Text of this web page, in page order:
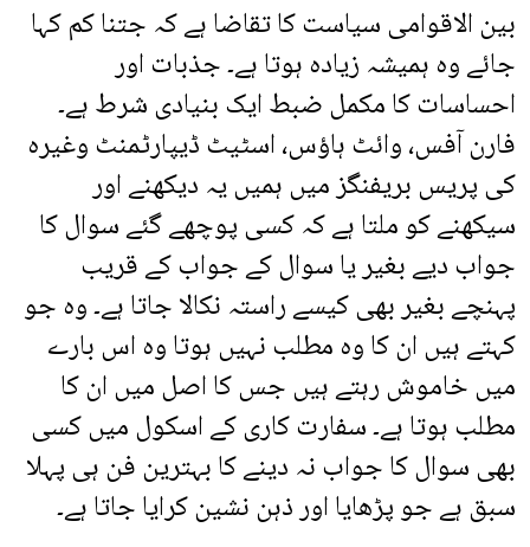
بین الاقوامی سیاست کا تقاضا ہے کہ جتنا کم کہا
جائے وہ ہمیشہ زیادہ ہوتا ہے۔ جذبات اور
احساسات کا مکمل ضبط ایک بنیادی شرط ہے۔
فارن آفس، وائٹ ہاؤس، اسٹیٹ ڈیپارٹمنٹ وغیرہ
کی پریس بریفنگز میں ہمیں یہ دیکھنے اور
سیکھنے کو ملتا ہے کہ کسی پوچھے گئے سوال کا
جواب دیے بغیر یا سوال کے جواب کے قریب
پہنچے بغیر بھی کیسے راستہ نکالا جاتا ہے۔ وہ جو
کہتے ہیں ان کا وہ مطلب نہیں ہوتا وہ اس بارے
میں خاموش رہتے ہیں جس کا اصل میں ان کا
مطلب ہوتا ہے۔ سفارت کاری کے اسکول میں کسی
بھی سوال کا جواب نہ دینے کا بہترین فن ہی پہلا
سبق ہے جو پڑھایا اور ذہن نشین کرایا جاتا ہے۔